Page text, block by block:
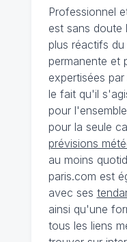
Professionnel
est sans doute
plus réactifs
permanente et
expertisées
le fait qu'il
pour
pour la seule
prévisions
au moins
paris.com est
avec ses
ainsi qu'une
tous les liens